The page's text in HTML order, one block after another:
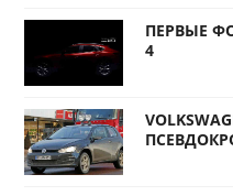
ПЕРВЫЕ
4